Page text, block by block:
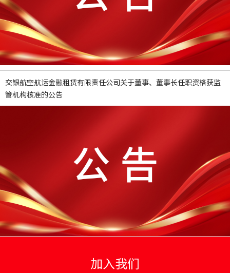
交银航空航运金融租赁有限责任公司关于董事、董事长任职资格获监
管机构核准的公告
加入我们